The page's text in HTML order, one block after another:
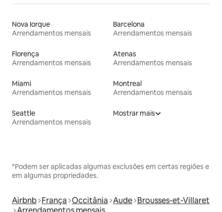
Nova Iorque
Arrendamentos mensais
Barcelona
Arrendamentos mensais
Florença
Arrendamentos mensais
Atenas
Arrendamentos mensais
Miami
Arrendamentos mensais
Montreal
Arrendamentos mensais
Seattle
Arrendamentos mensais
Mostrar mais
*Podem ser aplicadas algumas exclusões em certas regiões e
em algumas propriedades.
Airbnb França Occitânia Aude Brousses-et-Villaret